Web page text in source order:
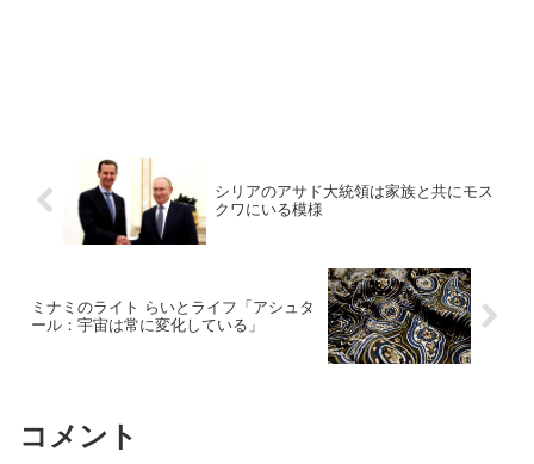
シリアのアサド大統領は家族と共にモス
クワにいる模様
ミナミのライト らいとライフ「アシュタ
ール：宇宙は常に変化している」
コメント